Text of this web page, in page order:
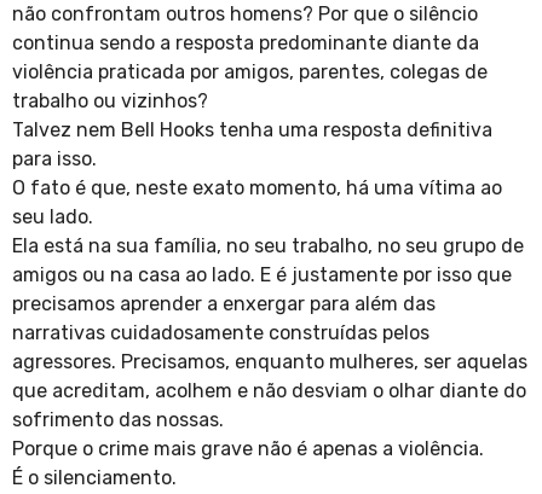
não confrontam outros homens? Por que o silêncio
continua sendo a resposta predominante diante da
violência praticada por amigos, parentes, colegas de
trabalho ou vizinhos?
Talvez nem Bell Hooks tenha uma resposta definitiva
para isso.
O fato é que, neste exato momento, há uma vítima ao
seu lado.
Ela está na sua família, no seu trabalho, no seu grupo de
amigos ou na casa ao lado. E é justamente por isso que
precisamos aprender a enxergar para além das
narrativas cuidadosamente construídas pelos
agressores. Precisamos, enquanto mulheres, ser aquelas
que acreditam, acolhem e não desviam o olhar diante do
sofrimento das nossas.
Porque o crime mais grave não é apenas a violência.
É o silenciamento.